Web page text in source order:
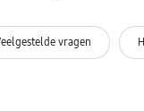
vragen